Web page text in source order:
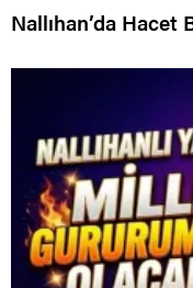
Nallıhan’da Hacet